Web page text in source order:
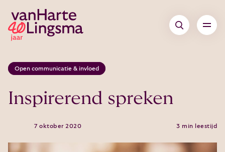
Open communicatie & invloed
Inspirerend spreken
7 oktober 2020 3 min leestijd